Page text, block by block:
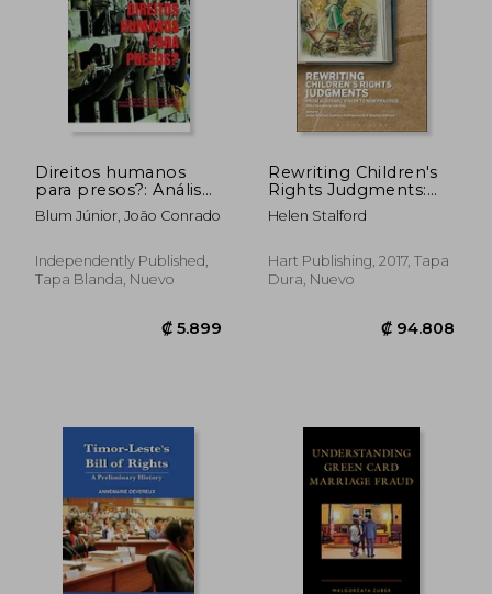
₡ 17.952
Direitos humanos
para presos?: Análise
do cumprimento aos
tratados
ratificados pelo Brasil
e seus reflexos na
Blum Júnior, João Conrado
Independently Published,
Tapa Blanda, Nuevo
Rewriting Children's
Rights Judgments:
From Academic
Vision to new
Helen Stalford
Hart Publishing, 2017, Tapa
Dura, Nuevo